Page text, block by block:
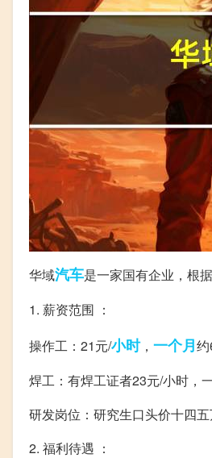
华域汽车是一家国有企业，根
1. 薪资范围 ：
操作工：21元/小时， 一个月约
焊工：有焊工证者23元/小时，
研发岗位：研究生口头价十四
2. 福利待遇 ：